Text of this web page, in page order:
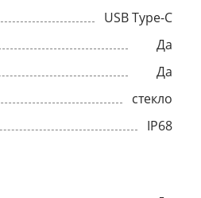
USB Type-C
Да
Да
стекло
IP68